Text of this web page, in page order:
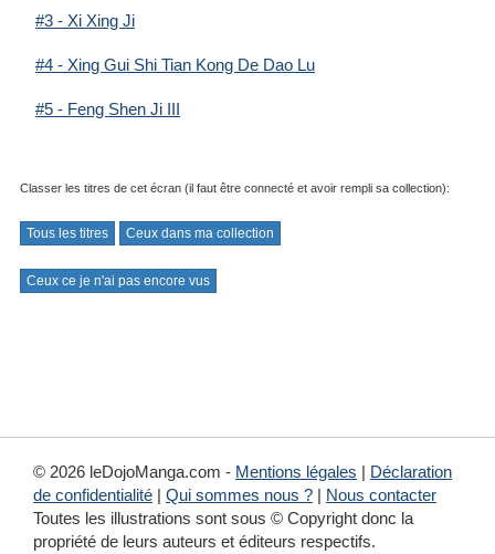
#3 - Xi Xing Ji
#4 - Xing Gui Shi Tian Kong De Dao Lu
#5 - Feng Shen Ji III
Classer les titres de cet écran (il faut être connecté et avoir rempli sa collection):
Tous les titres Ceux dans ma collection
Ceux ce je n'ai pas encore vus
© 2026 leDojoManga.com - Mentions légales | Déclaration
de confidentialité | Qui sommes nous ? | Nous contacter
Toutes les illustrations sont sous © Copyright donc la
propriété de leurs auteurs et éditeurs respectifs.